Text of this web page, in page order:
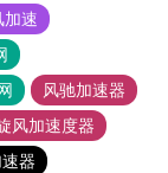
加速
风驰加速器
风加速度器
器